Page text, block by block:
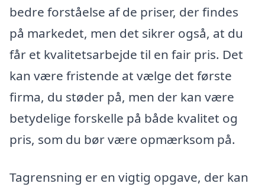
bedre forståelse af de priser, der findes
på markedet, men det sikrer også, at du
får et kvalitetsarbejde til en fair pris. Det
kan være fristende at vælge det første
firma, du støder på, men der kan være
betydelige forskelle på både kvalitet og
pris, som du bør være opmærksom på.
Tagrensning er en vigtig opgave, der kan